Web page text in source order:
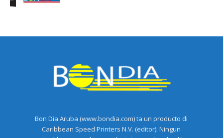
Bon Dia Aruba (www.bondia.com) ta un producto di
Caribbean Speed Printers N.V. (editor). Ningun